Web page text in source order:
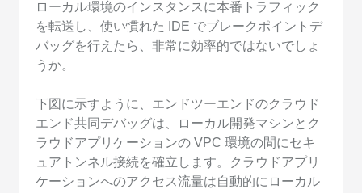
ローカル環境のインスタンスに本番トラフィック
を転送し、使い慣れた IDE でブレークポイントデ
バッグを行えたら、非常に効率的ではないでしょ
うか。
下図に示すように、エンドツーエンドのクラウド
エンド共同デバッグは、ローカル開発マシンとク
ラウドアプリケーションの VPC 環境の間にセキ
ュアトンネル接続を確立します。クラウドアプリ
ケーションへのアクセス流量は自動的にローカル